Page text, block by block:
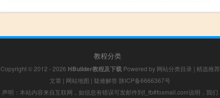
教程分类
Copyright © 2012 - 2026 HBuilder教程及下载Powered by 网站分类目录 | 精选推荐
文章 | 网站地图 | 疑难解答 陕ICP备6666367号
声明：本站内容来自互联网，如信息有错误可发邮件到f_fb#foxmail.com说明，我们